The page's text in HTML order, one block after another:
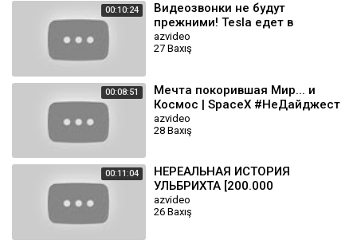
00:10:24
Видеозвонки не будут
прежними! Tesla едет в
Россию, почему на Марсе есть
Умный Дом и другие новости
azvideo
27 Baxış
00:08:51
Мечта покорившая Мир... и
Космос | SpaceX #НеДайджест
azvideo
28 Baxış
00:11:04
НЕРЕАЛЬНАЯ ИСТОРИЯ
УЛЬБРИХТА [200.000
БИТКОИНОВ]
azvideo
26 Baxış